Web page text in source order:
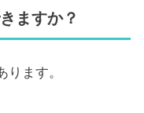
ますか？
ます。